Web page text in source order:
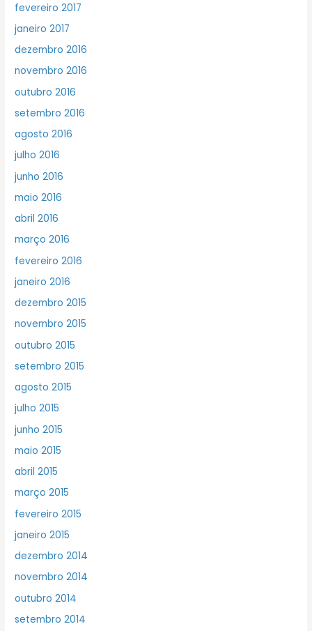
fevereiro 2017
janeiro 2017
dezembro 2016
novembro 2016
outubro 2016
setembro 2016
agosto 2016
julho 2016
junho 2016
maio 2016
abril 2016
março 2016
fevereiro 2016
janeiro 2016
dezembro 2015
novembro 2015
outubro 2015
setembro 2015
agosto 2015
julho 2015
junho 2015
maio 2015
abril 2015
março 2015
fevereiro 2015
janeiro 2015
dezembro 2014
novembro 2014
outubro 2014
setembro 2014